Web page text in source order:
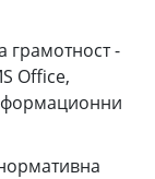
-
Office,